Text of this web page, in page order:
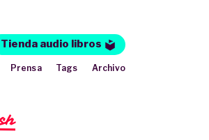
Tienda audio libros
Prensa Tags Archivo